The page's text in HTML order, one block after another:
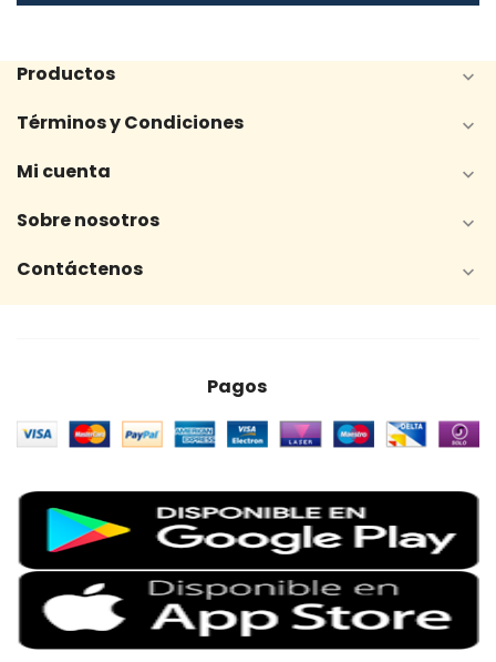
Productos 
Términos y Condiciones 
Mi cuenta 
Sobre nosotros 
Contáctenos 
Pagos